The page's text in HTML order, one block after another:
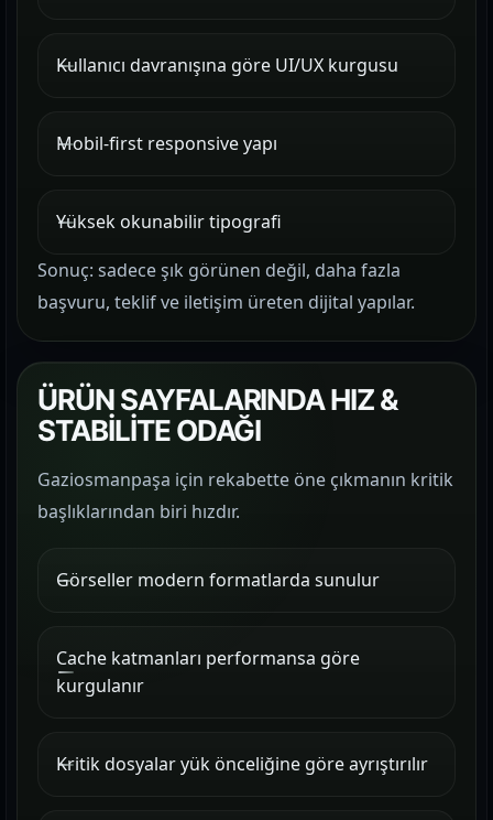
Kullanıcı davranışına göre UI/UX kurgusu
Mobil-first responsive yapı
Yüksek okunabilir tipografi
Sonuç: sadece şık görünen değil, daha fazla
başvuru, teklif ve iletişim üreten dijital yapılar.
ÜRÜN SAYFALARINDA HIZ &
STABİLİTE ODAĞI
Gaziosmanpaşa için rekabette öne çıkmanın kritik
başlıklarından biri hızdır.
Görseller modern formatlarda sunulur
Cache katmanları performansa göre
kurgulanır
Kritik dosyalar yük önceliğine göre ayrıştırılır